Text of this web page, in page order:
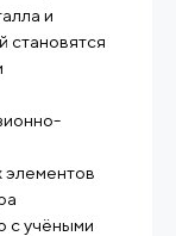
и
становятся
элементов
с учёными